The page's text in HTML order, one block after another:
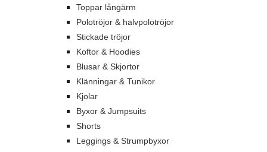
Toppar långärm
Polotröjor & halvpolotröjor
Stickade tröjor
Koftor & Hoodies
Blusar & Skjortor
Klänningar & Tunikor
Kjolar
Byxor & Jumpsuits
Shorts
Leggings & Strumpbyxor